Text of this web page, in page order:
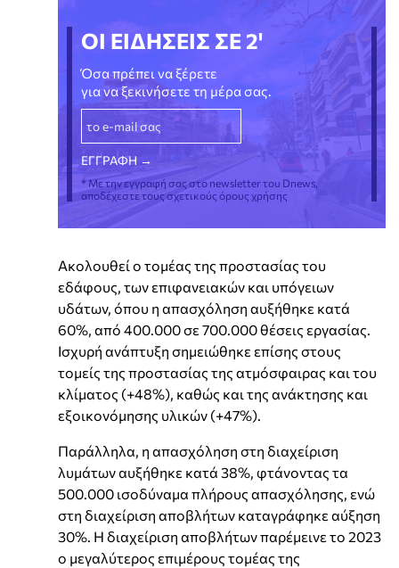
ΟΙ ΕΙΔΗΣΕΙΣ ΣΕ 2'
Όσα πρέπει να ξέρετε
για να ξεκινήσετε τη μέρα σας.
* Με την εγγραφή σας στο newsletter του Dnews,
αποδέχεστε τους σχετικούς όρους χρήσης
Ακολουθεί ο τομέας της προστασίας του
εδάφους, των επιφανειακών και υπόγειων
υδάτων, όπου η απασχόληση αυξήθηκε κατά
60%, από 400.000 σε 700.000 θέσεις εργασίας.
Ισχυρή ανάπτυξη σημειώθηκε επίσης στους
τομείς της προστασίας της ατμόσφαιρας και του
κλίματος (+48%), καθώς και της ανάκτησης και
εξοικονόμησης υλικών (+47%).
Παράλληλα, η απασχόληση στη διαχείριση
λυμάτων αυξήθηκε κατά 38%, φτάνοντας τα
500.000 ισοδύναμα πλήρους απασχόλησης, ενώ
στη διαχείριση αποβλήτων καταγράφηκε αύξηση
30%. Η διαχείριση αποβλήτων παρέμεινε το 2023
ο μεγαλύτερος επιμέρους τομέας της